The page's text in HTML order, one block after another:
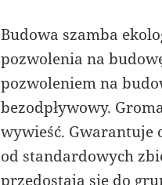
Budowa szamba
pozwolenia na
pozwoleniem na
bezodpływowy.
wywieść. Gwarantuje
od standardowych
przedostają się do